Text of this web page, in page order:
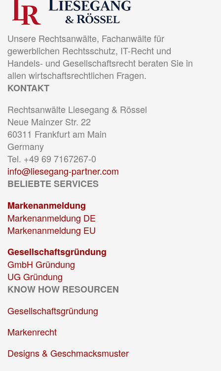
Unsere Rechtsanwälte, Fachanwälte für
gewerblichen Rechtsschutz, IT-Recht und
Handels- und Gesellschaftsrecht beraten Sie in
allen wirtschaftsrechtlichen Fragen.
KONTAKT
Rechtsanwälte Liesegang & Rössel
Neue Mainzer Str. 22
60311 Frankfurt am Main
Germany
Tel. +49 69 7167267-0
info@liesegang-partner.com
BELIEBTE SERVICES
Markenanmeldung
Markenanmeldung DE
Markenanmeldung EU
Gesellschaftsgründung
GmbH Gründung
UG Gründung
KNOW HOW RESOURCEN
Gesellschaftsgründung
Markenrecht
Designs & Geschmacksmuster